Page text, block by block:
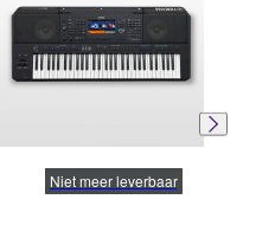
Niet meer leverbaar